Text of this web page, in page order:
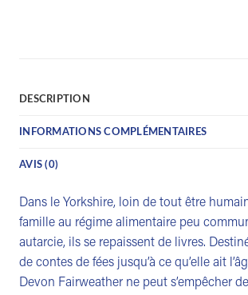
DESCRIPTION
INFORMATIONS COMPLÉMENTAIRES
AVIS (0)
Dans le Yorkshire, loin de tout être
famille au régime alimentaire peu
autarcie, ils se repaissent de livres.
de contes de fées jusqu’à ce qu’elle ait
Devon Fairweather ne peut s’empêcher